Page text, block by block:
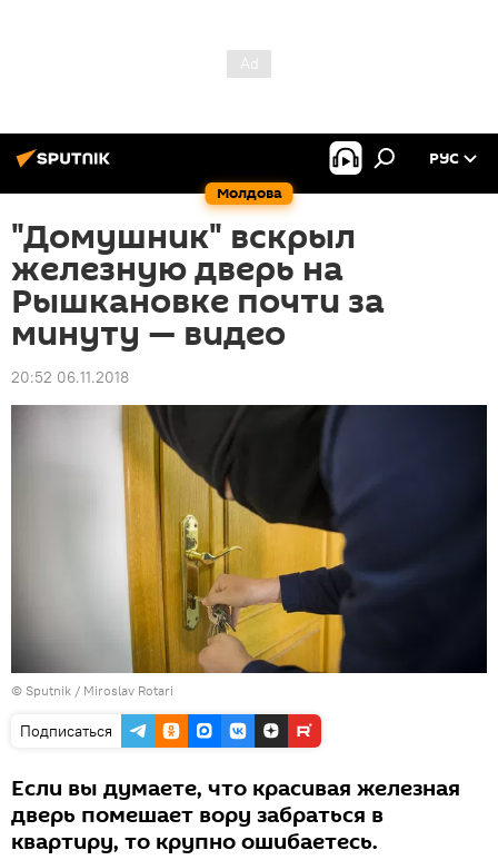
Молдова
РУС
"Домушник" вскрыл
железную дверь на
Рышкановке почти за
минуту — видео
20:52 06.11.2018
© Sputnik / Miroslav Rotari
Подписаться
Если вы думаете, что красивая железная
дверь помешает вору забраться в
квартиру, то крупно ошибаетесь.